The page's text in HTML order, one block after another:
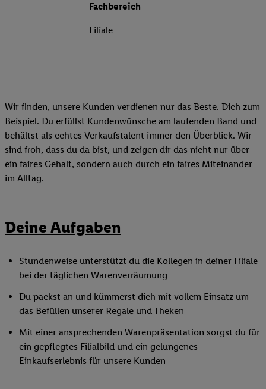
Fachbereich
Filiale
Wir finden, unsere Kunden verdienen nur das Beste. Dich zum
Beispiel. Du erfüllst Kundenwünsche am laufenden Band und
behältst als echtes Verkaufstalent immer den Überblick. Wir
sind froh, dass du da bist, und zeigen dir das nicht nur über
ein faires Gehalt, sondern auch durch ein faires Miteinander
im Alltag.
Deine Aufgaben
Stundenweise unterstützt du die Kollegen in deiner Filiale
bei der täglichen Warenverräumung
Du packst an und kümmerst dich mit vollem Einsatz um
das Befüllen unserer Regale und Theken
Mit einer ansprechenden Warenpräsentation sorgst du für
ein gepflegtes Filialbild und ein gelungenes
Einkaufserlebnis für unsere Kunden